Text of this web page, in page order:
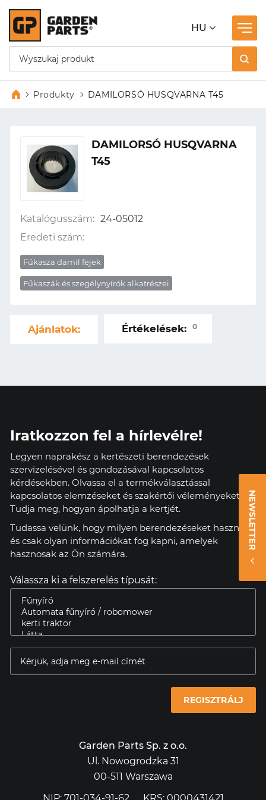
HU
Produkty DAMILORSÓ HUSQVARNA T45
DAMILORSÓ HUSQVARNA
T45
Katalógusszám: 24-05012
Eredeti szám:
Fűkasza damil fejek
Fűkaszák és szegélynyírók alkatrészei
Ajánlatok: Értékelések: 0
NEWSLETTER
Iratkozzon fel a hírlevélre!
Legyen naprakész a kertészeti berendezések
szervizelésével és gondozásával kapcsolatos
kérdésekben. Olvassa el a termékválasztással
kapcsolatos elemzéseket és szakértői véleményeket.
Tudja meg, hogyan ápolhatja a kertjét.
Tudassa velünk, hogy milyen berendezéseket használ,
és csak olyan információkat fog kapni, amelyek
hasznosak az Ön számára.
Válassza ki a felszerelés típusát:
REGISZTRÁLJ
Garden Parts Sp. z o.o.
Ul. Nowogrodzka 31
00-511 Warszawa